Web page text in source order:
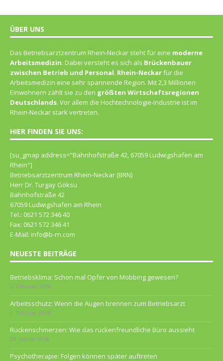
ÜBER UNS
Das Betriebsarztzentrum Rhein-Neckar steht für eine moderne
Arbeitsmedizin. Dabei versteht es sich als Brückenbauer
zwischen Betrieb und Personal. Rhein-Neckarfür die
Arbeitsmedizin eine sehr spannende Region. Mit 2,3 Millionen
Einwohnern zählt sie zu den größten Wirtschaftsregionen
Deutschlands. Vor allem die Hochtechnologie-Industrie ist im
Rhein-Neckar stark vertreten.
HIER FINDEN SIE UNS:
[su_gmap address="Bahn­hof­straße 42, 67059 Lud­wigs­ha­fen am
Rhein"]
Betriebsarztzentrum Rhein-Neckar (BRN)
Herr Dr. Turgay Göksu
Bahnhofstraße 42
67059 Ludwigshafen am Rhein
Tel.: 0621 572 346 40
Fax: 0621 572 346 41
E-Mail: info@b-rn.com
NEUESTE BEITRÄGE
Betriebsklima: Schon mal Opfer von Mobbing gewesen?
2. Februar 2018
Arbeitsschutz: Wenn die Augen brennen zum Betriebsarzt
1. Februar 2018
Rückenschmerzen: Wie das rückenfreundliche Büro aussieht
25. Januar 2018
Psychotherapie: Folgen können später auftreten